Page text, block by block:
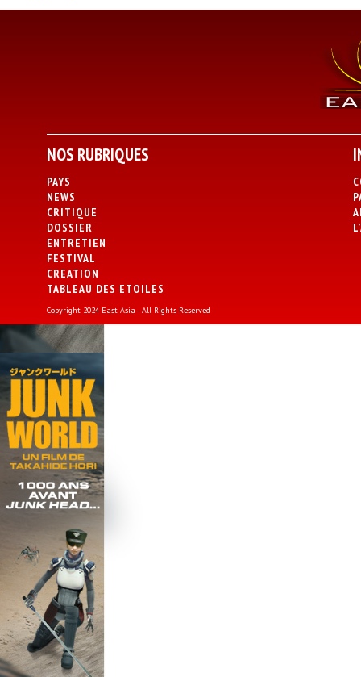
NOS RUBRIQUES
PAYS
NEWS
CRITIQUE
DOSSIER
ENTRETIEN
FESTIVAL
CREATION
TABLEAU DES ETOILES
Copyright 2024 East Asia - All Rights Reserved